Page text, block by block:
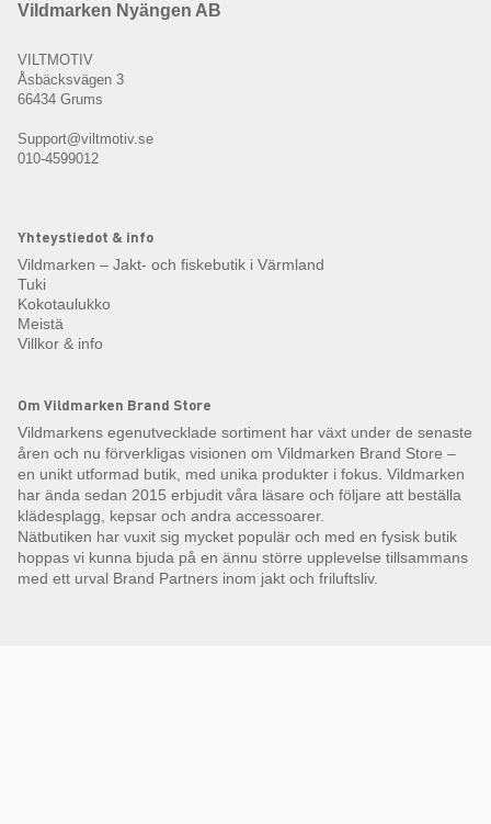
Vildmarken Nyängen AB
VILTMOTIV
Åsbäcksvägen 3
66434 Grums
Support@viltmotiv.se
010-4599012
Yhteystiedot & info
Vildmarken – Jakt- och fiskebutik i Värmland
Tuki
Kokotaulukko
Meistä
Villkor & info
Om Vildmarken Brand Store
Vildmarkens egenutvecklade sortiment har växt under de senaste
åren och nu förverkligas visionen om Vildmarken Brand Store –
en unikt utformad butik, med unika produkter i fokus. Vildmarken
har ända sedan 2015 erbjudit våra läsare och följare att beställa
klädesplagg, kepsar och andra accessoarer.
Nätbutiken har vuxit sig mycket populär och med en fysisk butik
hoppas vi kunna bjuda på en ännu större upplevelse tillsammans
med ett urval Brand Partners inom jakt och friluftsliv.